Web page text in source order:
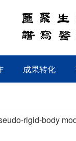
成果转化
rigid-body